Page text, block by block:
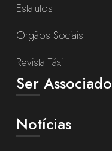
Estatutos
Orgãos Sociais
Revista Táxi
Ser Associado
Notícias